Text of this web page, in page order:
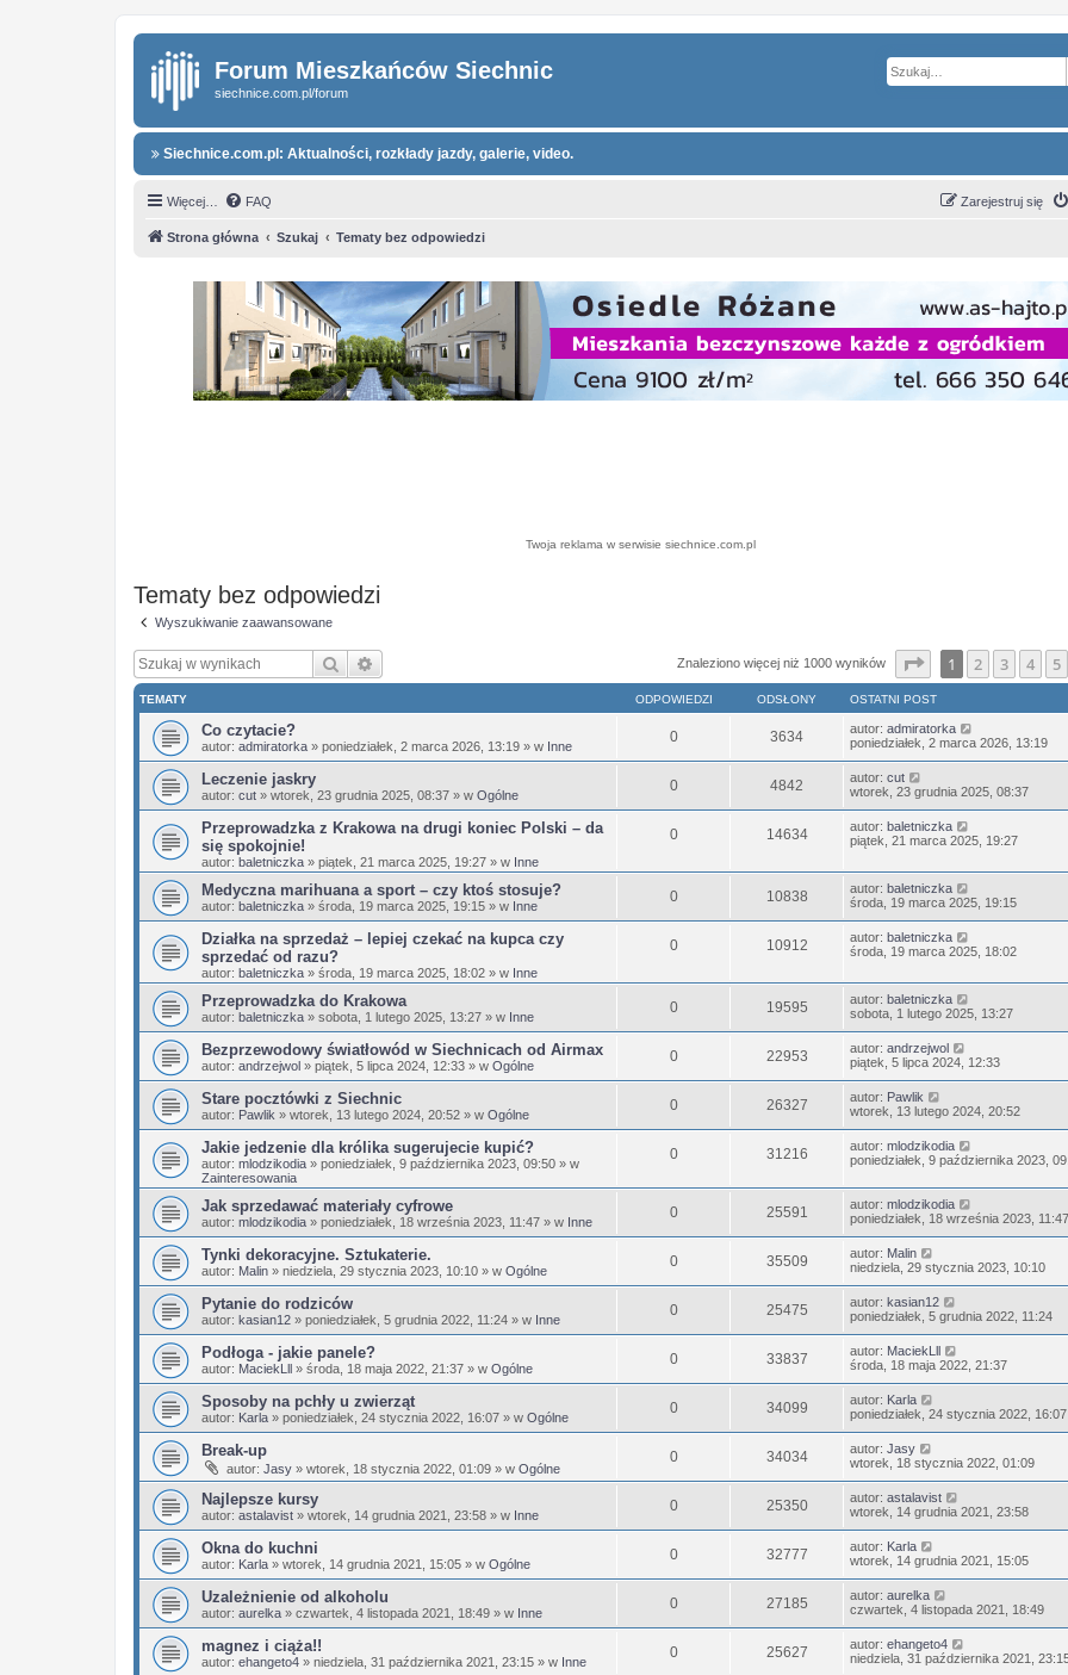
Forum Mieszkańców Siechnic
siechnice.com.pl/forum
Siechnice.com.pl: Aktualności, rozkłady jazdy, galerie, video.
Więcej… FAQ Zarejestruj się
Strona główna Szukaj Tematy bez odpowiedzi
Twoja reklama w serwisie siechnice.com.pl
Tematy bez odpowiedzi
Wyszukiwanie zaawansowane
Szukaj Znaleziono więcej niż 1000 wyników Strona1 z25
1 2 3 4 5
TEMATY ODPOWIEDZI ODSŁONY OSTATNI POST
Co czytacie?
autor: admiratorka » poniedziałek, 2 marca 2026, 13:19 » w Inne
0 3634 autor: admiratorka
poniedziałek, 2 marca 2026, 13:19
Leczenie jaskry
autor: cut » wtorek, 23 grudnia 2025, 08:37 » w Ogólne
0 4842 autor: cut
wtorek, 23 grudnia 2025, 08:37
Przeprowadzka z Krakowa na drugi koniec Polski – da
się spokojnie!
autor: baletniczka » piątek, 21 marca 2025, 19:27 » w Inne
0 14634 autor: baletniczka
piątek, 21 marca 2025, 19:27
Medyczna marihuana a sport – czy ktoś stosuje?
autor: baletniczka » środa, 19 marca 2025, 19:15 » w Inne
0 10838 autor: baletniczka
środa, 19 marca 2025, 19:15
Działka na sprzedaż – lepiej czekać na kupca czy
sprzedać od razu?
autor: baletniczka » środa, 19 marca 2025, 18:02 » w Inne
0 10912 autor: baletniczka
środa, 19 marca 2025, 18:02
Przeprowadzka do Krakowa
autor: baletniczka » sobota, 1 lutego 2025, 13:27 » w Inne
0 19595 autor: baletniczka
sobota, 1 lutego 2025, 13:27
Bezprzewodowy światłowód w Siechnicach od Airmax
autor: andrzejwol » piątek, 5 lipca 2024, 12:33 » w Ogólne
0 22953 autor: andrzejwol
piątek, 5 lipca 2024, 12:33
Stare pocztówki z Siechnic
autor: Pawlik » wtorek, 13 lutego 2024, 20:52 » w Ogólne
0 26327 autor: Pawlik
wtorek, 13 lutego 2024, 20:52
Jakie jedzenie dla królika sugerujecie kupić?
autor: mlodzikodia » poniedziałek, 9 października 2023, 09:50 » w
Zainteresowania
0 31216 autor: mlodzikodia
poniedziałek, 9 października 2023,
Jak sprzedawać materiały cyfrowe
autor: mlodzikodia » poniedziałek, 18 września 2023, 11:47 » w Inne
0 25591 autor: mlodzikodia
poniedziałek, 18 września 2023, 11:47
Tynki dekoracyjne. Sztukaterie.
autor: Malin » niedziela, 29 stycznia 2023, 10:10 » w Ogólne
0 35509 autor: Malin
niedziela, 29 stycznia 2023, 10:10
Pytanie do rodziców
autor: kasian12 » poniedziałek, 5 grudnia 2022, 11:24 » w Inne
0 25475 autor: kasian12
poniedziałek, 5 grudnia 2022, 11:24
Podłoga - jakie panele?
autor: MaciekLll » środa, 18 maja 2022, 21:37 » w Ogólne
0 33837 autor: MaciekLll
środa, 18 maja 2022, 21:37
Sposoby na pchły u zwierząt
autor: Karla » poniedziałek, 24 stycznia 2022, 16:07 » w Ogólne
0 34099 autor: Karla
poniedziałek, 24 stycznia 2022, 16:07
Break-up
autor: Jasy » wtorek, 18 stycznia 2022, 01:09 » w Ogólne
0 34034 autor: Jasy
wtorek, 18 stycznia 2022, 01:09
Najlepsze kursy
autor: astalavist » wtorek, 14 grudnia 2021, 23:58 » w Inne
0 25350 autor: astalavist
wtorek, 14 grudnia 2021, 23:58
Okna do kuchni
autor: Karla » wtorek, 14 grudnia 2021, 15:05 » w Ogólne
0 32777 autor: Karla
wtorek, 14 grudnia 2021, 15:05
Uzależnienie od alkoholu
autor: aurelka » czwartek, 4 listopada 2021, 18:49 » w Inne
0 27185 autor: aurelka
czwartek, 4 listopada 2021, 18:49
magnez i ciąża!!
autor: ehangeto4 » niedziela, 31 października 2021, 23:15 » w Inne
0 25627 autor: ehangeto4
niedziela, 31 października 2021,